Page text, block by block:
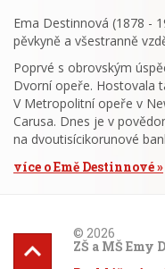
Ema Destinnová (1878 -
pěvkyně a všestranně
Poprvé s obrovským
Dvorní opeře. Hostovala
V Metropolitní opeře v
Carusa. Dnes je v
na dvoutisícikorunové
více o Emě Destinnové
© 2026
ZŠ a MŠ Emy